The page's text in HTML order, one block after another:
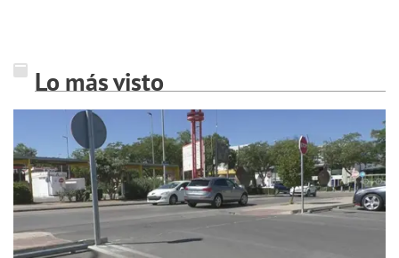
Lo más visto